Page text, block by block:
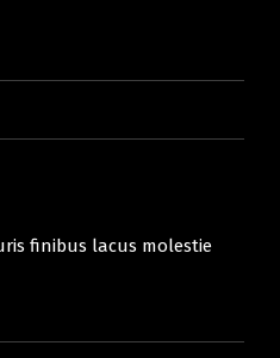
finibus lacus molestie